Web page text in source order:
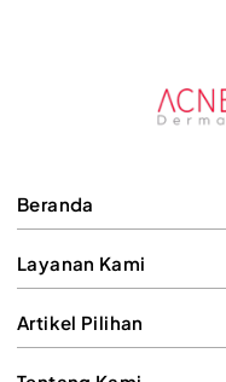
Beranda
Layanan Kami
Artikel Pilihan